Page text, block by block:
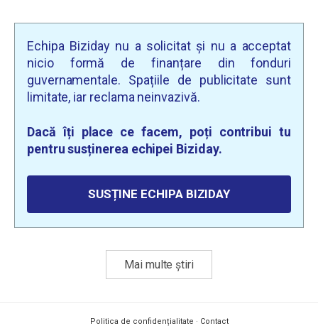
Echipa Biziday nu a solicitat și nu a acceptat
nicio formă de finanțare din fonduri
guvernamentale. Spațiile de publicitate sunt
limitate, iar reclama neinvazivă.
Dacă îți place ce facem, poți contribui tu
pentru susținerea echipei Biziday.
SUSȚINE ECHIPA BIZIDAY
Mai multe știri
Politica de confidențialitate · Contact